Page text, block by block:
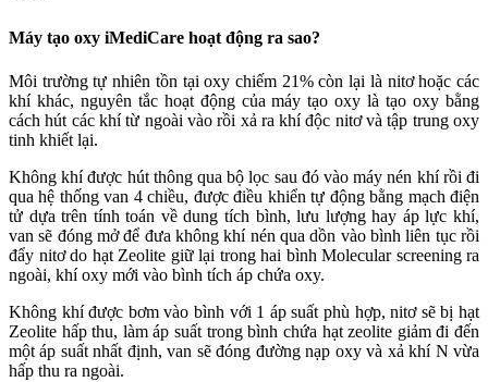
Máy tạo oxy iMediCare hoạt động ra sao?
Môi trường tự nhiên tồn tại oxy chiếm 21% còn lại là nitơ hoặc các
khí khác, nguyên tắc hoạt động của máy tạo oxy là tạo oxy bằng
cách hút các khí từ ngoài vào rồi xả ra khí độc nitơ và tập trung oxy
tinh khiết lại.
Không khí được hút thông qua bộ lọc sau đó vào máy nén khí rồi đi
qua hệ thống van 4 chiều, được điều khiển tự động bằng mạch điện
tử dựa trên tính toán về dung tích bình, lưu lượng hay áp lực khí,
van sẽ đóng mở để đưa không khí nén qua dồn vào bình liên tục rồi
đẩy nitơ do hạt Zeolite giữ lại trong hai bình Molecular screening ra
ngoài, khí oxy mới vào bình tích áp chứa oxy.
Không khí được bơm vào bình với 1 áp suất phù hợp, nitơ sẽ bị hạt
Zeolite hấp thu, làm áp suất trong bình chứa hạt zeolite giảm đi đến
một áp suất nhất định, van sẽ đóng đường nạp oxy và xả khí N vừa
hấp thu ra ngoài.